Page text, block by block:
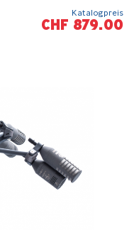
Katalogpreis
CHF 879.00